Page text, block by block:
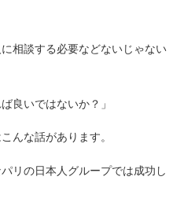
相談する必要などないじゃない
良いではないか？」
んな話があります。
リの日本人グループでは成功し